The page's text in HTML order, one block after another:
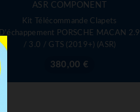
ASR COMPONENT
Kit Télécommande Clapets
D'échappement PORSCHE MACAN 2.9
/ 3.0 / GTS (2019+) (ASR)
Prix
380,00 €